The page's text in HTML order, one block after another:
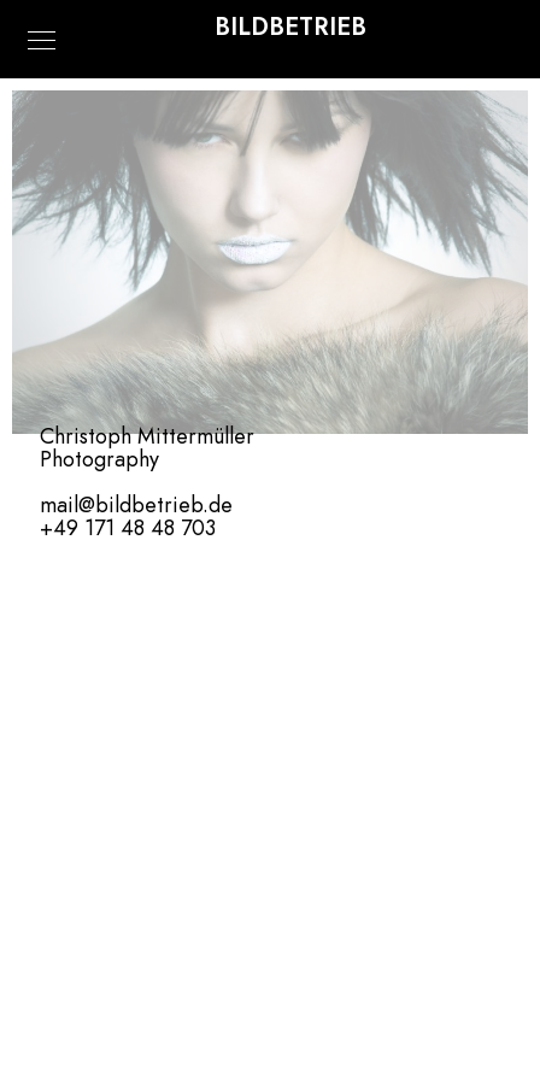
BILDBETRIEB
Christoph Mittermüller
Photography
mail@bildbetrieb.de
+49 171 48 48 703